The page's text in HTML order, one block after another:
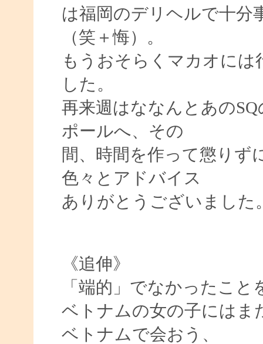
は福岡のデリヘルで十分
（笑＋悔）。
もうおそらくマカオに
した。
再来週はななんとあの
ポールへ、その
間、時間を作って懲りず
色々とアドバイス
ありがとうございました
《追伸》
「端的」でなかったこ
ベトナムの女の子にはま
ベトナムで会おう、